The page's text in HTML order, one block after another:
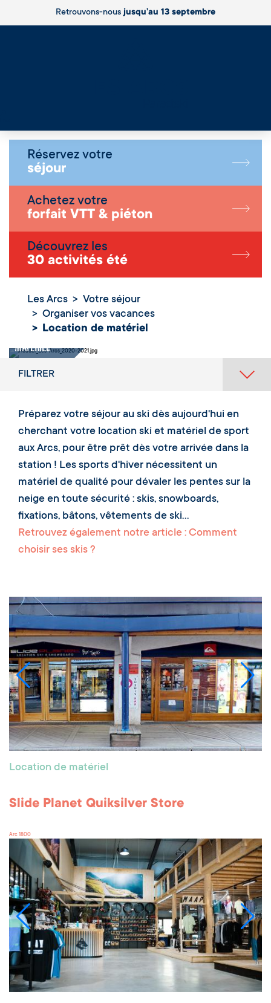
Retrouvons-nousjusqu’au 13 septembre
Réservez votre
séjour
Achetez votre
forfait VTT & piéton
Découvrez les
30 activités été
Les Arcs
Votre séjour
Organiser vos vacances
Location de matériel
matériel
FILTRER
Préparez votre séjour au ski dès aujourd'hui en
cherchant votre location ski et matériel de sport
aux Arcs, pour être prêt dès votre arrivée dans la
station ! Les sports d'hiver nécessitent un
matériel de qualité pour dévaler les pentes sur la
neige en toute sécurité : skis, snowboards,
fixations, bâtons, vêtements de ski...
Retrouvez également notre article : Comment
choisir ses skis ?
Location de matériel
Slide Planet Quiksilver Store
Arc 1800